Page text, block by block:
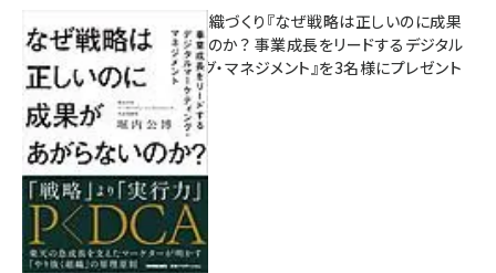
成果を生む組織づくり『なぜ戦略は正しいのに成果
があがらないのか？ 事業成長をリードするデジタル
マーケティング・マネジメント』を3名様にプレゼント
8月7日 10:00